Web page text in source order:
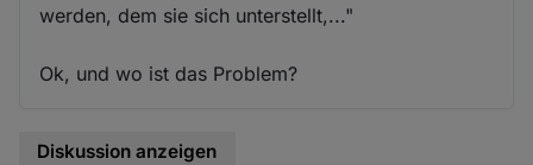
werden, dem sie sich unterstellt,..."
Ok, und wo ist das Problem?
Diskussion anzeigen